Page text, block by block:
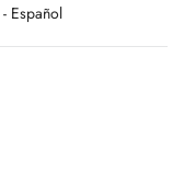
- Español